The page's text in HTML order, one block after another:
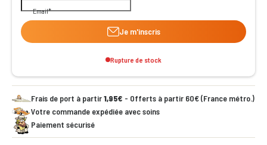
Email
Je m'inscris
Rupture de stock
Frais de port à partir1,95€ - Offerts à partir 60€ (France métro.)
Votre commande expédiée avec soins
Paiement sécurisé